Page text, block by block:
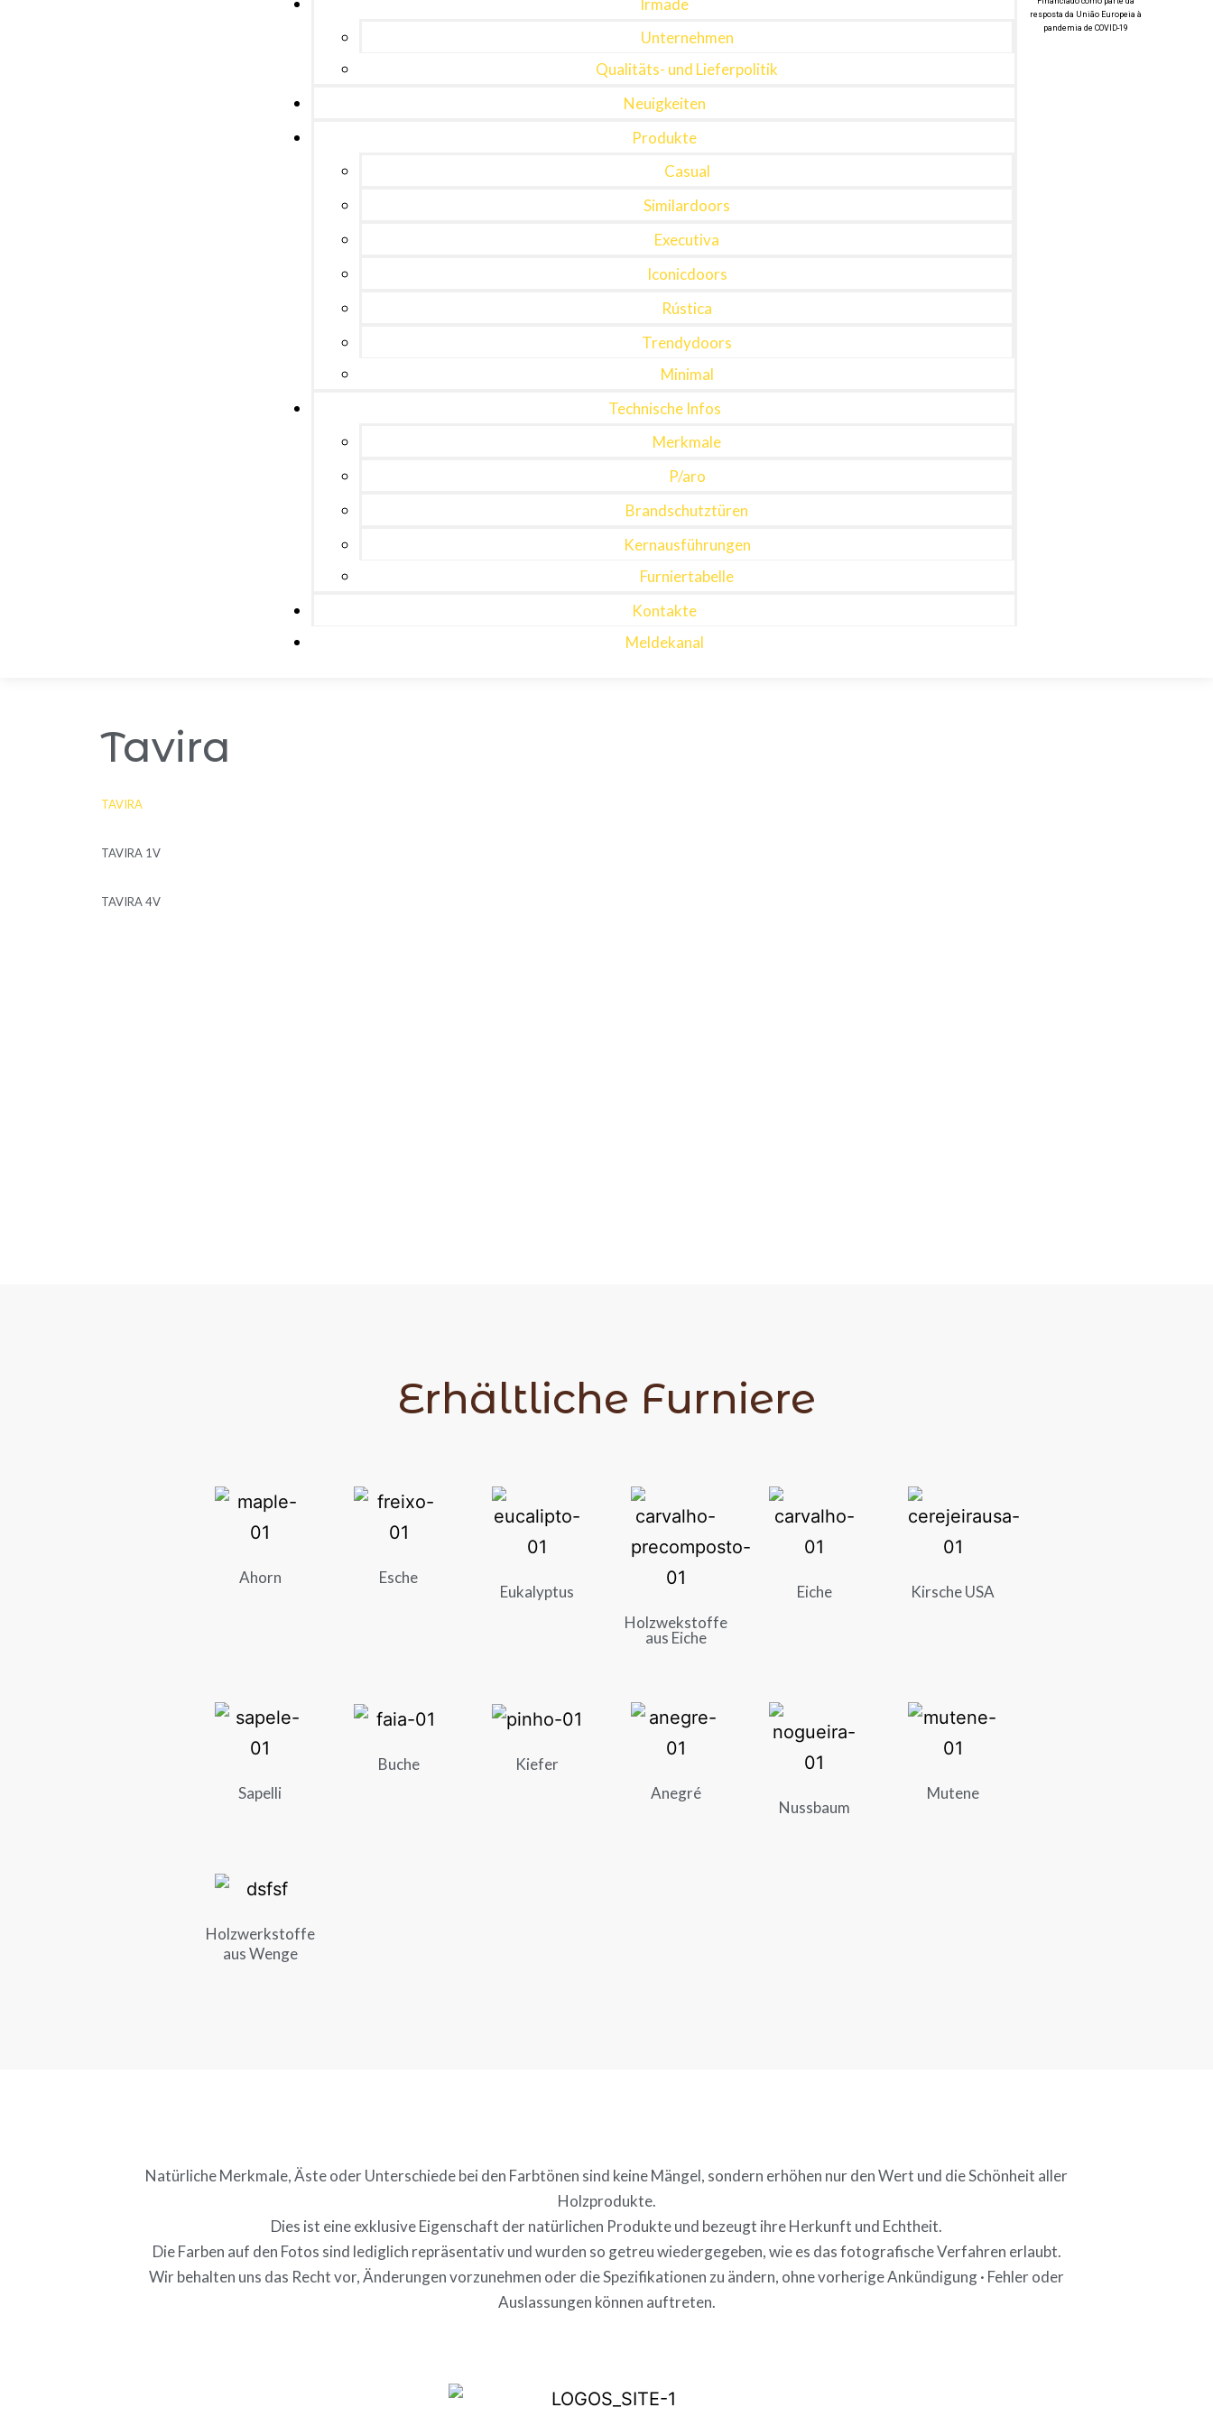
Irmade
Unternehmen
Qualitäts- und Lieferpolitik
Neuigkeiten
Produkte
Casual
Similardoors
Executiva
Iconicdoors
Rústica
Trendydoors
Minimal
Technische Infos
Merkmale
P/aro
Brandschutztüren
Kernausführungen
Furniertabelle
Kontakte
Meldekanal
resposta da União Europeia à
pandemia de COVID-19
Tavira
TAVIRA
TAVIRA 1V
TAVIRA 4V
Erhältliche Furniere
Ahorn Esche
Eukalyptus
Holzwekstoffe
aus Eiche
Eiche Kirsche USA
Sapelli
Buche
Kiefer
Anegré
Nussbaum
Mutene
Holzwerkstoffe
aus Wenge
Natürliche Merkmale, Äste oder Unterschiede bei den Farbtönen sind keine Mängel, sondern erhöhen nur den Wert und die Schönheit aller
Holzprodukte.
Dies ist eine exklusive Eigenschaft der natürlichen Produkte und bezeugt ihre Herkunft und Echtheit.
Die Farben auf den Fotos sind lediglich repräsentativ und wurden so getreu wiedergegeben, wie es das fotografische Verfahren erlaubt.
Wir behalten uns das Recht vor, Änderungen vorzunehmen oder die Spezifikationen zu ändern, ohne vorherige Ankündigung · Fehler oder
Auslassungen können auftreten.